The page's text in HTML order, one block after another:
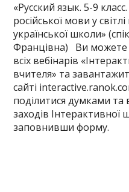
«Русский язык. 5-9
російської мови у
української школи»
Францівна) Ви можете
всіх вебінарів
вчителя» та
сайті
поділитися думками
заходів
заповнивши форму.